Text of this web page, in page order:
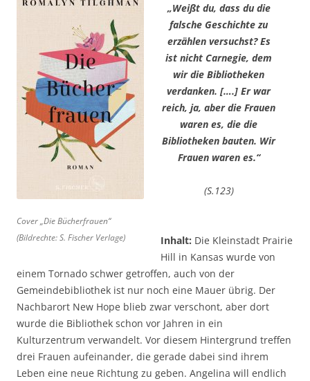
Cover „Die Bücherfrauen“
(Bildrechte: S. Fischer Verlage)
„Weißt du, dass du die
falsche Geschichte zu
erzählen versuchst? Es
ist nicht Carnegie, dem
wir die Bibliotheken
verdanken. [….] Er war
reich, ja, aber die Frauen
waren es, die die
Bibliotheken bauten. Wir
Frauen waren es.“
(S.123)
Inhalt: Die Kleinstadt Prairie
Hill in Kansas wurde von
einem Tornado schwer getroffen, auch von der
Gemeindebibliothek ist nur noch eine Mauer übrig. Der
Nachbarort New Hope blieb zwar verschont, aber dort
wurde die Bibliothek schon vor Jahren in ein
Kulturzentrum verwandelt. Vor diesem Hintergrund treffen
drei Frauen aufeinander, die gerade dabei sind ihrem
Leben eine neue Richtung zu geben. Angelina will endlich